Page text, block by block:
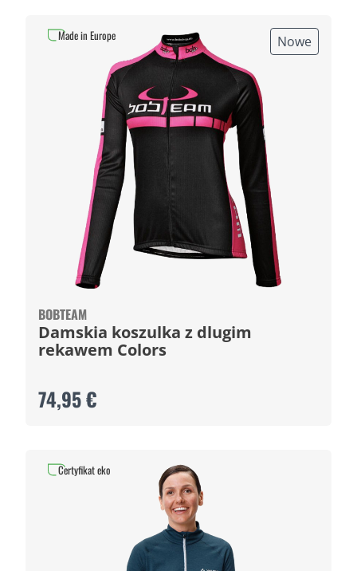
Nowe
BOBTEAM
Damskia koszulka z dlugim
rekawem Colors
74,95 €
Made in Europe
Certyfikat eko